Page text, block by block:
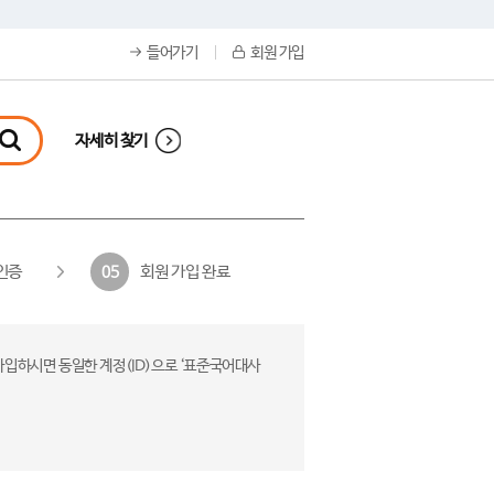
들어가기 회원 가입
자세히 찾기
증 05 회원 가입 완료
하시면 동일한 계정(ID)으로 ‘표준국어대사